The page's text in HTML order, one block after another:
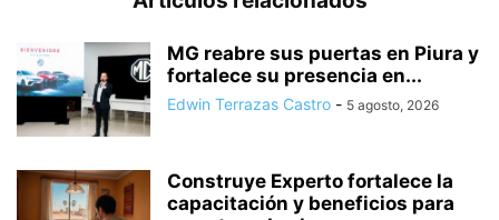
MG reabre sus puertas en Piura y
fortalece su presencia en...
Edwin Terrazas Castro - 5 agosto, 2026
Construye Experto fortalece la
capacitación y beneficios para